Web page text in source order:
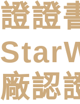
證證
廠認